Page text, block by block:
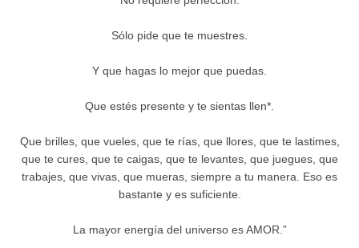
Sólo pide que te muestres.
Y que hagas lo mejor que puedas.
Que estés presente y te sientas llen*.
Que brilles, que vueles, que te rías, que llores, que te lastimes,
que te cures, que te caigas, que te levantes, que juegues, que
trabajes, que vivas, que mueras, siempre a tu manera. Eso es
bastante y es suficiente.
La mayor energía del universo es AMOR.”